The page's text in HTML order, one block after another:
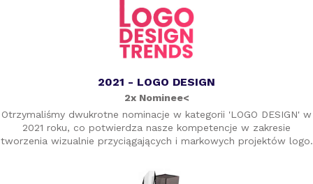
2021 - LOGO DESIGN
2x Nominee<
Otrzymaliśmy dwukrotne nominacje w kategorii 'LOGO DESIGN' w
2021 roku, co potwierdza nasze kompetencje w zakresie
tworzenia wizualnie przyciągających i markowych projektów logo.